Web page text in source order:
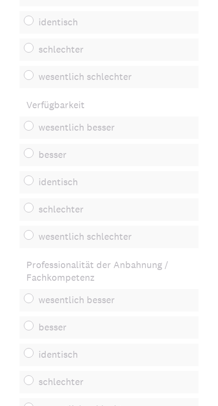
identisch
schlechter
wesentlich schlechter
Verfügbarkeit
wesentlich besser
besser
identisch
schlechter
wesentlich schlechter
Professionalität der Anbahnung /
Fachkompetenz
wesentlich besser
besser
identisch
schlechter